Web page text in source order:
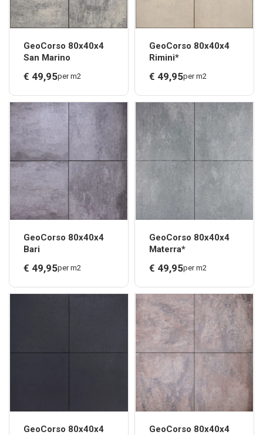
GeoCorso 80x40x4
San Marino
€ 49,95per m2
GeoCorso 80x40x4
Rimini*
€ 49,95per m2
GeoCorso 80x40x4
Bari
€ 49,95per m2
GeoCorso 80x40x4
Materra*
€ 49,95per m2
GeoCorso 80x40x4
GeoCorso 80x40x4